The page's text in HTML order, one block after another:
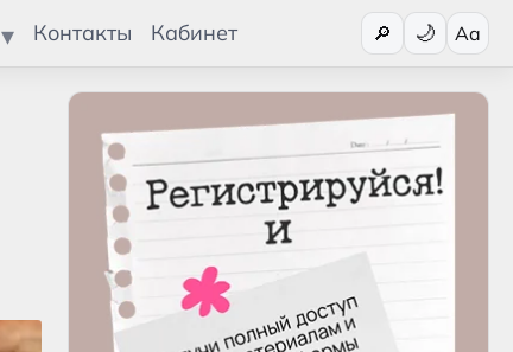
Контакты Кабинет 🔎 Aa